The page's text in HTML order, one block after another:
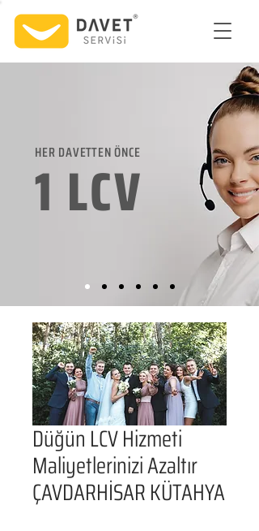
HER DAVETTEN ÖNCE
1 LCV
Düğün LCV Hizmeti
Maliyetlerinizi Azaltır
ÇAVDARHİSAR KÜTAHYA